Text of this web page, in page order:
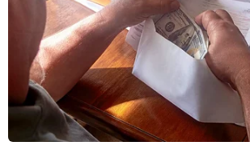
Bài hát kinh điển này của nhạc Pháp là
nghị của nhân dân hai nước. (Ảnh: